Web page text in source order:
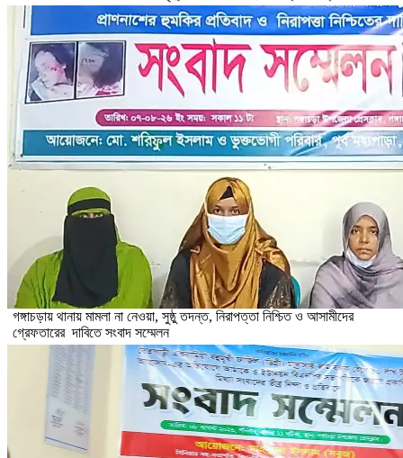
গঙ্গাচড়ায় থানায় মামলা না নেওয়া, সুষ্ঠু তদন্ত, নিরাপত্তা নিশ্চিত ও আসামীদের
গ্রেফতারের দাবিতে সংবাদ সম্মেলন